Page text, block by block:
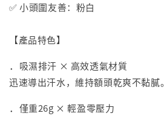
✅ 小頭圍友善：粉白
【產品特色】
．
吸濕排汗 × 高效透氣材質
迅速導出汗水，維持額頭乾爽不黏膩。
． 僅重26g × 輕盈零壓力